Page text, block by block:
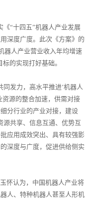
“十四五”机器人产业发展
深度广度。此次《方案》的
器人产业营业收入年均增速
的实现打好基础。
发力，高水平推进‘机器人
资源的整合加速，供需对接
分行业的产业对接，建设
源共享、信息互通、优势互
应用成效突出、具有较强影
深度与广度，促进供给侧实
怀认为，中国机器人产业将
人、特种机器人甚至人形机